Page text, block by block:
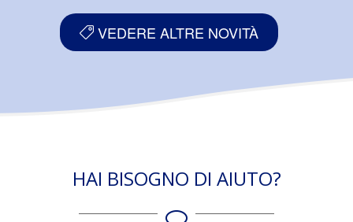
VEDERE ALTRE NOVITÀ
HAI BISOGNO DI AIUTO?